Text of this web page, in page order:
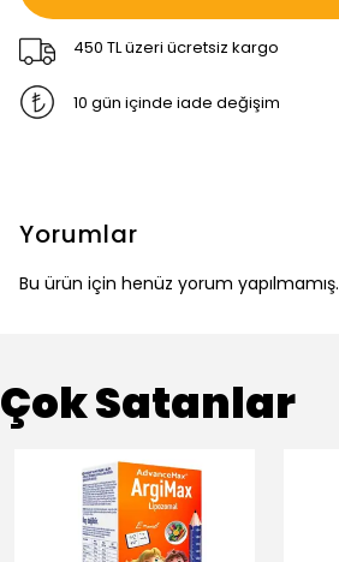
450 TL üzeri ücretsiz kargo
10 gün içinde iade değişim
Yorumlar
Bu ürün için henüz yorum yapılmamış.
Çok Satanlar